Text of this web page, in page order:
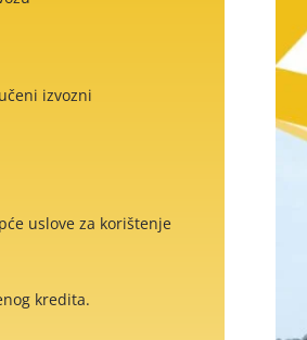
izvozni
uslove za korištenje
kredita.